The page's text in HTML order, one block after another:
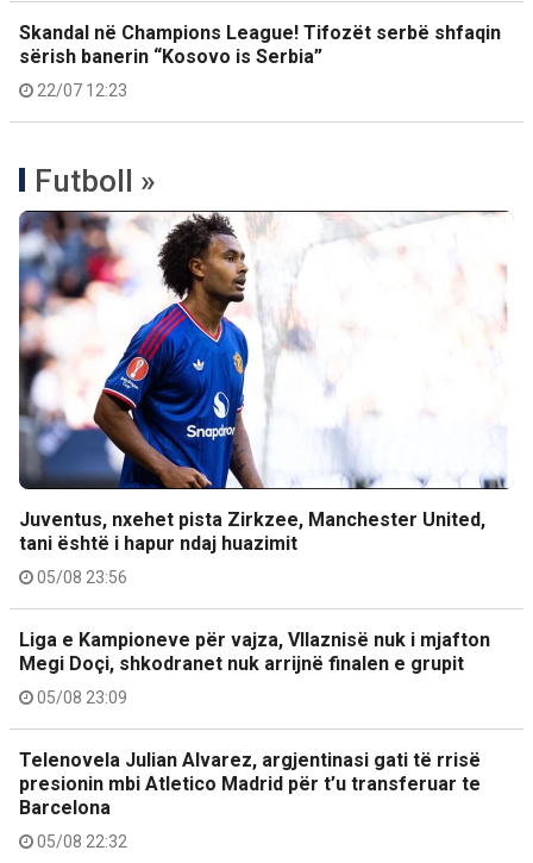
Skandal në Champions League! Tifozët serbë shfaqin
sërish banerin “Kosovo is Serbia”
22/07 12:23
Futboll »
Juventus, nxehet pista Zirkzee, Manchester United,
tani është i hapur ndaj huazimit
05/08 23:56
Liga e Kampioneve për vajza, Vllaznisë nuk i mjafton
Megi Doçi, shkodranet nuk arrijnë finalen e grupit
05/08 23:09
Telenovela Julian Alvarez, argjentinasi gati të rrisë
presionin mbi Atletico Madrid për t’u transferuar te
Barcelona
05/08 22:32